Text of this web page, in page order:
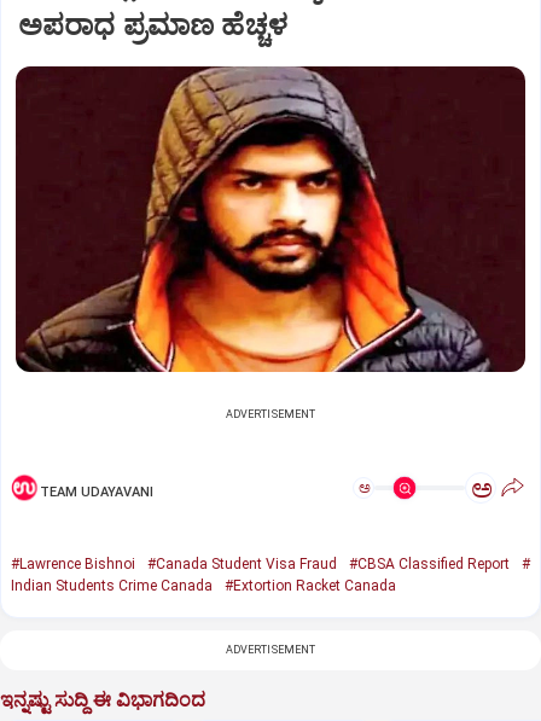
ಅಪರಾಧ ಪ್ರಮಾಣ ಹೆಚ್ಚಳ
ADVERTISEMENT
TEAM UDAYAVANI ಅ ಅ
#Lawrence Bishnoi #Canada Student Visa Fraud #CBSA Classified Report
#
Indian Students Crime Canada
#Extortion Racket Canada
ADVERTISEMENT
ಇನ್ನಷ್ಟು ಸುದ್ದಿ ಈ ವಿಭಾಗದಿಂದ